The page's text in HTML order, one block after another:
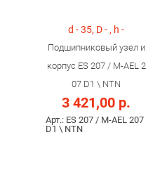
d - 35, D - , h -
Подшипниковый узел и
корпус ES 207 / M-AEL 2
07 D1 \ NTN
3 421,00 р.
Арт.: ES 207 / M-AEL 207
D1 \ NTN